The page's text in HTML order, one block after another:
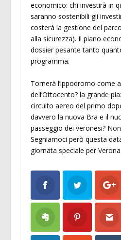
economico: chi investirà in
saranno sostenibili gli
costerà la gestione del
alla sicurezza). Il piano
dossier pesante tanto
programma.
Tornerà l’ippodromo come
dell’Ottocento? la grande
circuito aereo del primo
davvero la nuova Bra e il
passeggio dei veronesi?
Segniamoci però questa
giornata speciale per Verona.